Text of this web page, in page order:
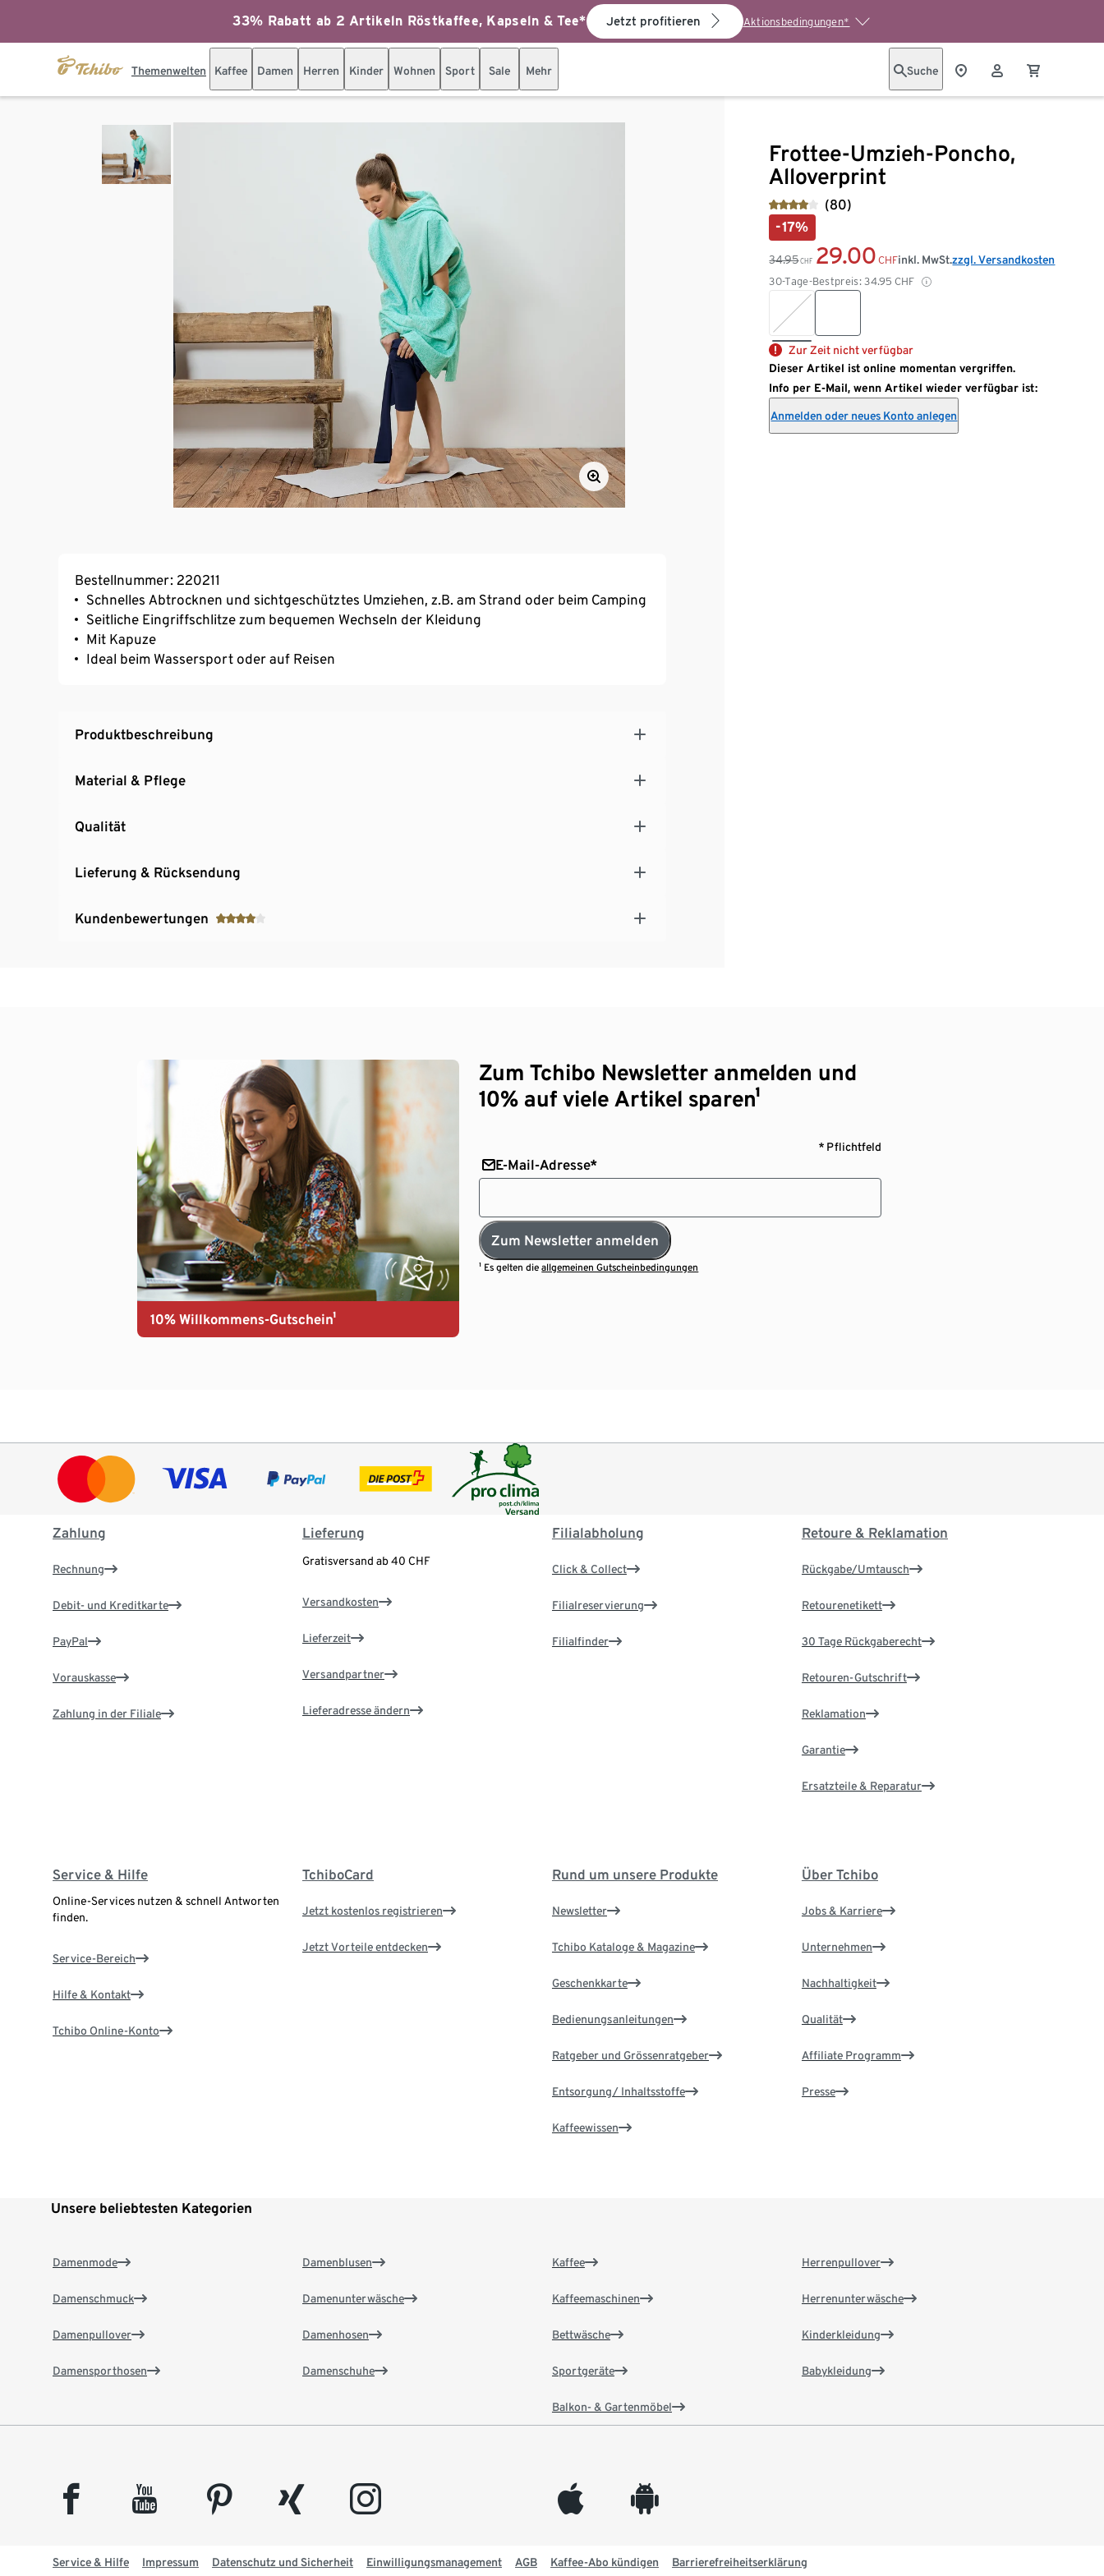
33% Rabatt ab 2 Artikeln Röstkaffee, Kapseln & Tee* Jetzt profitieren Aktionsbedingungen*
Themenwelten Kaffee Damen Herren Kinder Wohnen Sport Sale Mehr Suche
Frottee-Umzieh-Poncho,
Alloverprint
(80)
-17%
34.95 CHF 29.00 CHF
30-Tage-Bestpreis: 34.95 CHF
inkl. MwSt.zzgl. Versandkosten
Zur Zeit nicht verfügbar
Dieser Artikel ist online momentan vergriffen.
Info per E-Mail, wenn Artikel wieder verfügbar ist:
Anmelden oder neues Konto anlegen
Bestellnummer: 220211
Schnelles Abtrocknen und sichtgeschütztes Umziehen, z.B. am Strand oder beim Camping
Seitliche Eingriffschlitze zum bequemen Wechseln der Kleidung
Mit Kapuze
Ideal beim Wassersport oder auf Reisen
Produktbeschreibung
Material & Pflege
Qualität
Lieferung & Rücksendung
Kundenbewertungen
10% Willkommens-Gutschein¹
Zum Tchibo Newsletter anmelden und
10% auf viele Artikel sparen¹
* Pflichtfeld
E-Mail-Adresse*
Zum Newsletter anmelden
¹ Es gelten dieallgemeinen Gutscheinbedingungen
Zahlung
Rechnung
Debit- und Kreditkarte
PayPal
Vorauskasse
Zahlung in der Filiale
Lieferung
Gratisversand ab 40 CHF
Versandkosten
Lieferzeit
Versandpartner
Lieferadresse ändern
Filialabholung
Click & Collect
Filialreservierung
Filialfinder
Retoure & Reklamation
Rückgabe/Umtausch
Retourenetikett
30 Tage Rückgaberecht
Retouren-Gutschrift
Reklamation
Garantie
Ersatzteile & Reparatur
Service & Hilfe
Online-Services nutzen & schnell Antworten
finden.
Service-Bereich
Hilfe & Kontakt
Tchibo Online-Konto
TchiboCard
Jetzt kostenlos registrieren
Jetzt Vorteile entdecken
Rund um unsere Produkte
Newsletter
Tchibo Kataloge & Magazine
Geschenkkarte
Bedienungsanleitungen
Ratgeber und Grössenratgeber
Entsorgung/ Inhaltsstoffe
Kaffeewissen
Über Tchibo
Jobs & Karriere
Unternehmen
Nachhaltigkeit
Qualität
Affiliate Programm
Presse
Unsere beliebtesten Kategorien
Damenmode
Damenschmuck
Damenpullover
Damensporthosen
Damenblusen
Damenunterwäsche
Damenhosen
Damenschuhe
Kaffee
Kaffeemaschinen
Bettwäsche
Sportgeräte
Balkon- & Gartenmöbel
Herrenpullover
Herrenunterwäsche
Kinderkleidung
Babykleidung
facebook youtube pinterest xing instagram appleinc android
Service & Hilfe Impressum Datenschutz und Sicherheit Einwilligungsmanagement AGB Kaffee-Abo kündigen Barrierefreiheitserklärung